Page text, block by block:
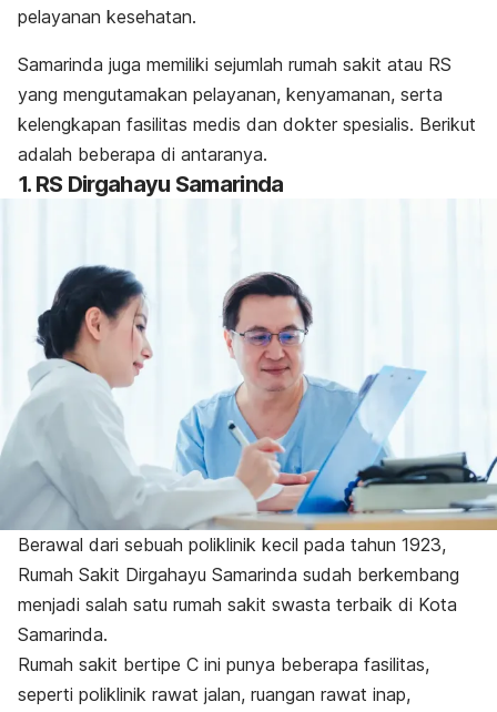
pelayanan kesehatan.
Samarinda juga memiliki sejumlah rumah sakit atau RS
yang mengutamakan pelayanan, kenyamanan, serta
kelengkapan fasilitas medis dan dokter spesialis. Berikut
adalah beberapa di antaranya.
1. RS Dirgahayu Samarinda
Berawal dari sebuah poliklinik kecil pada tahun 1923,
Rumah Sakit Dirgahayu Samarinda sudah berkembang
menjadi salah satu rumah sakit swasta terbaik di Kota
Samarinda.
Rumah sakit bertipe C ini punya beberapa fasilitas,
seperti poliklinik rawat jalan, ruangan rawat inap,